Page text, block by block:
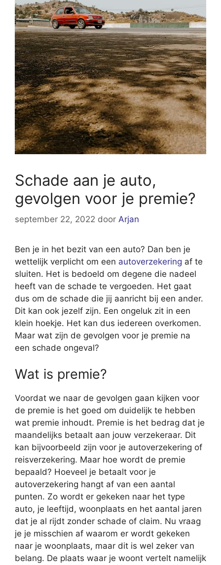
Schade aan je auto,
gevolgen voor je premie?
september 22, 2022 door Arjan
Ben je in het bezit van een auto? Dan ben je
wettelijk verplicht om een autoverzekering af te
sluiten. Het is bedoeld om degene die nadeel
heeft van de schade te vergoeden. Het gaat
dus om de schade die jij aanricht bij een ander.
Dit kan ook jezelf zijn. Een ongeluk zit in een
klein hoekje. Het kan dus iedereen overkomen.
Maar wat zijn de gevolgen voor je premie na
een schade ongeval?
Wat is premie?
Voordat we naar de gevolgen gaan kijken voor
de premie is het goed om duidelijk te hebben
wat premie inhoudt. Premie is het bedrag dat je
maandelijks betaalt aan jouw verzekeraar. Dit
kan bijvoorbeeld zijn voor je autoverzekering of
reisverzekering. Maar hoe wordt de premie
bepaald? Hoeveel je betaalt voor je
autoverzekering hangt af van een aantal
punten. Zo wordt er gekeken naar het type
auto, je leeftijd, woonplaats en het aantal jaren
dat je al rijdt zonder schade of claim. Nu vraag
je je misschien af waarom er wordt gekeken
naar je woonplaats, maar dit is wel zeker van
belang. De plaats waar je woont vertelt namelijk